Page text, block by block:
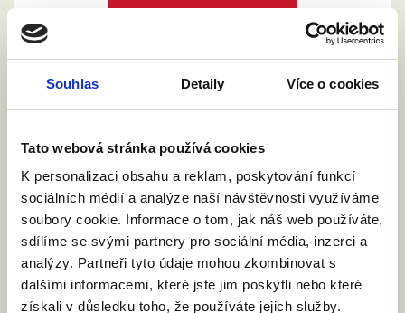
Souhlas Detaily Více o cookies
Tato webová stránka používá cookies
K personalizaci obsahu a reklam, poskytování funkcí
sociálních médií a analýze naší návštěvnosti využíváme
soubory cookie. Informace o tom, jak náš web používáte,
sdílíme se svými partnery pro sociální média, inzerci a
analýzy. Partneři tyto údaje mohou zkombinovat s
dalšími informacemi, které jste jim poskytli nebo které
získali v důsledku toho, že používáte jejich služby.